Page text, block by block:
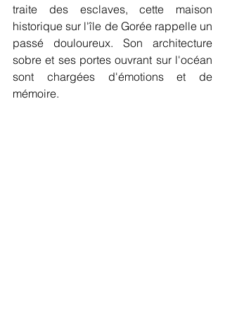
traite des esclaves, cette maison
historique sur l'île de Gorée rappelle un
passé douloureux. Son architecture
sobre et ses portes ouvrant sur l'océan
sont chargées d'émotions et de
mémoire.